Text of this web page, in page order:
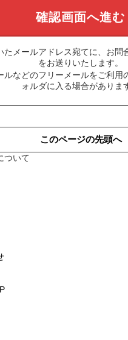
メールアドレス宛てに、お問
をお送りいたします。
などのフリーメールをご利用
ォルダに入る場合がありま
このページの先頭へ
ついて